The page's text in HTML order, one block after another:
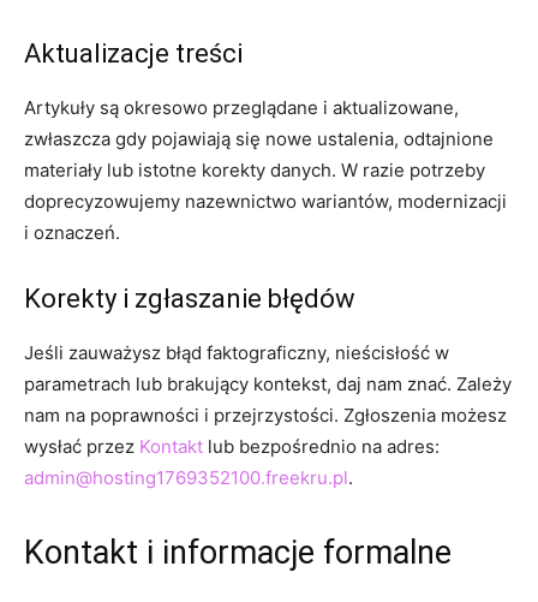
Aktualizacje treści
Artykuły są okresowo przeglądane i aktualizowane,
zwłaszcza gdy pojawiają się nowe ustalenia, odtajnione
materiały lub istotne korekty danych. W razie potrzeby
doprecyzowujemy nazewnictwo wariantów, modernizacji
i oznaczeń.
Korekty i zgłaszanie błędów
Jeśli zauważysz błąd faktograficzny, nieścisłość w
parametrach lub brakujący kontekst, daj nam znać. Zależy
nam na poprawności i przejrzystości. Zgłoszenia możesz
wysłać przez Kontakt lub bezpośrednio na adres:
admin@hosting1769352100.freekru.pl.
Kontakt i informacje formalne